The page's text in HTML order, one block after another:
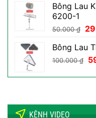
Bông Lau
6200-1
50.000₫
là:
Bông Lau
100.000₫
là:
KÊNH VIDEO